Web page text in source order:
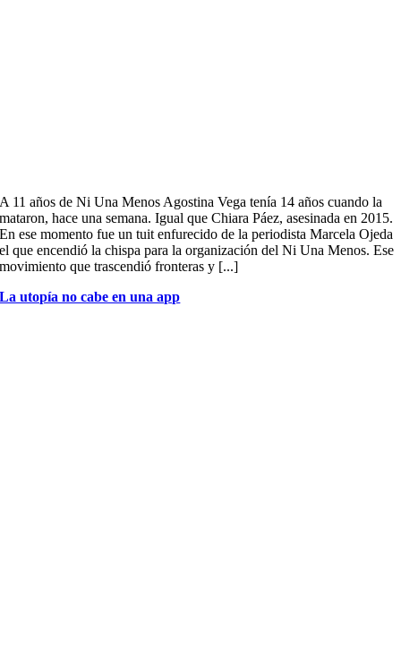
A 11 años de Ni Una Menos Agostina Vega tenía 14 años cuando la
mataron, hace una semana. Igual que Chiara Páez, asesinada en 2015.
En ese momento fue un tuit enfurecido de la periodista Marcela Ojeda
el que encendió la chispa para la organización del Ni Una Menos. Ese
movimiento que trascendió fronteras y [...]
La utopía no cabe en una app